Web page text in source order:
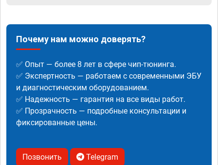
Почему нам можно доверять?
✅ Опыт — более 8 лет в сфере чип-тюнинга.
✅ Экспертность — работаем с современными ЭБУ
и диагностическим оборудованием.
✅ Надежность — гарантия на все виды работ.
✅ Прозрачность — подробные консультации и
фиксированные цены.
Позвонить Telegram